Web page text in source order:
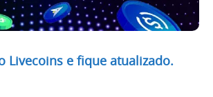
Livecoins e fique atualizado.